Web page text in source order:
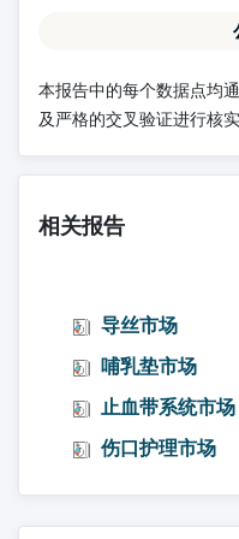
本报告中的每个数据点均
及严格的交叉验证进行核实
相关报告
导丝市场
哺乳垫市场
止血带系统市场
伤口护理市场